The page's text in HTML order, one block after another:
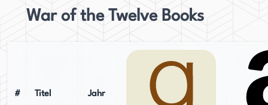
War of the Twelve Books
# Titel Jahr